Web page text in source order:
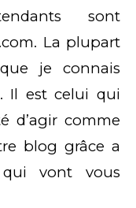
sont
La plupart
je connais
Il est celui qui
d’agir comme
blog grâce a
vont vous